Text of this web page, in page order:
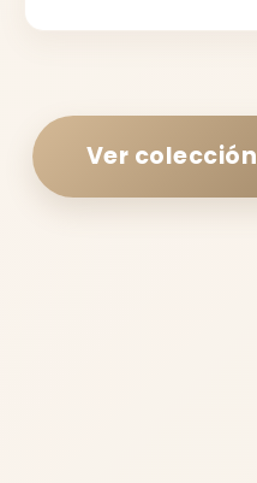
Ver colección